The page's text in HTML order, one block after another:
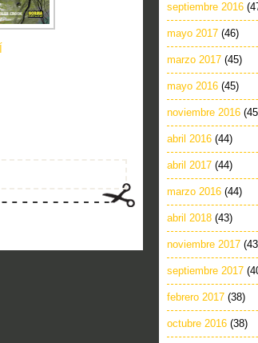
septiembre 2016
mayo 2017 (46)
marzo 2017 (45)
mayo 2016 (45)
noviembre 2016
abril 2016 (44)
abril 2017 (44)
marzo 2016 (44)
abril 2018 (43)
noviembre 2017
septiembre 2017
febrero 2017 (38)
octubre 2016 (38)